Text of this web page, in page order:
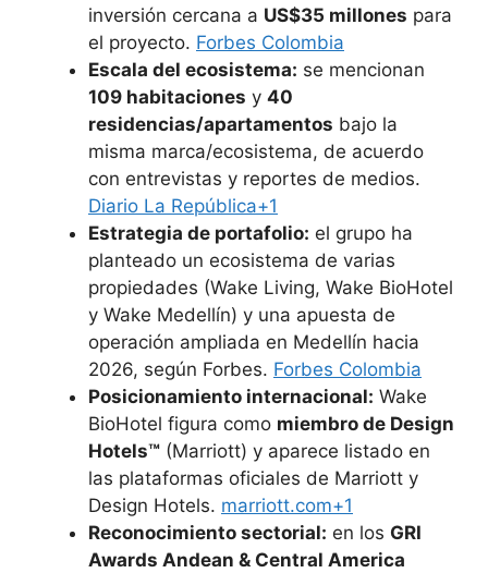
inversión cercana a US$35 millones para
el proyecto. Forbes Colombia
Escala del ecosistema: se mencionan
109 habitaciones y 40
residencias/apartamentos bajo la
misma marca/ecosistema, de acuerdo
con entrevistas y reportes de medios.
Diario La República+1
Estrategia de portafolio: el grupo ha
planteado un ecosistema de varias
propiedades (Wake Living, Wake BioHotel
y Wake Medellín) y una apuesta de
operación ampliada en Medellín hacia
2026, según Forbes. Forbes Colombia
Posicionamiento internacional: Wake
BioHotel figura como miembro de Design
Hotels™ (Marriott) y aparece listado en
las plataformas oficiales de Marriott y
Design Hotels. marriott.com+1
Reconocimiento sectorial: en los GRI
Awards Andean & Central America